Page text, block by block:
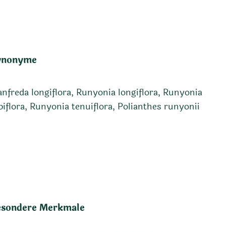
longiflora, Runyonia longiflora, Runyonia
Runyonia tenuiflora, Polianthes runyonii
Merkmale